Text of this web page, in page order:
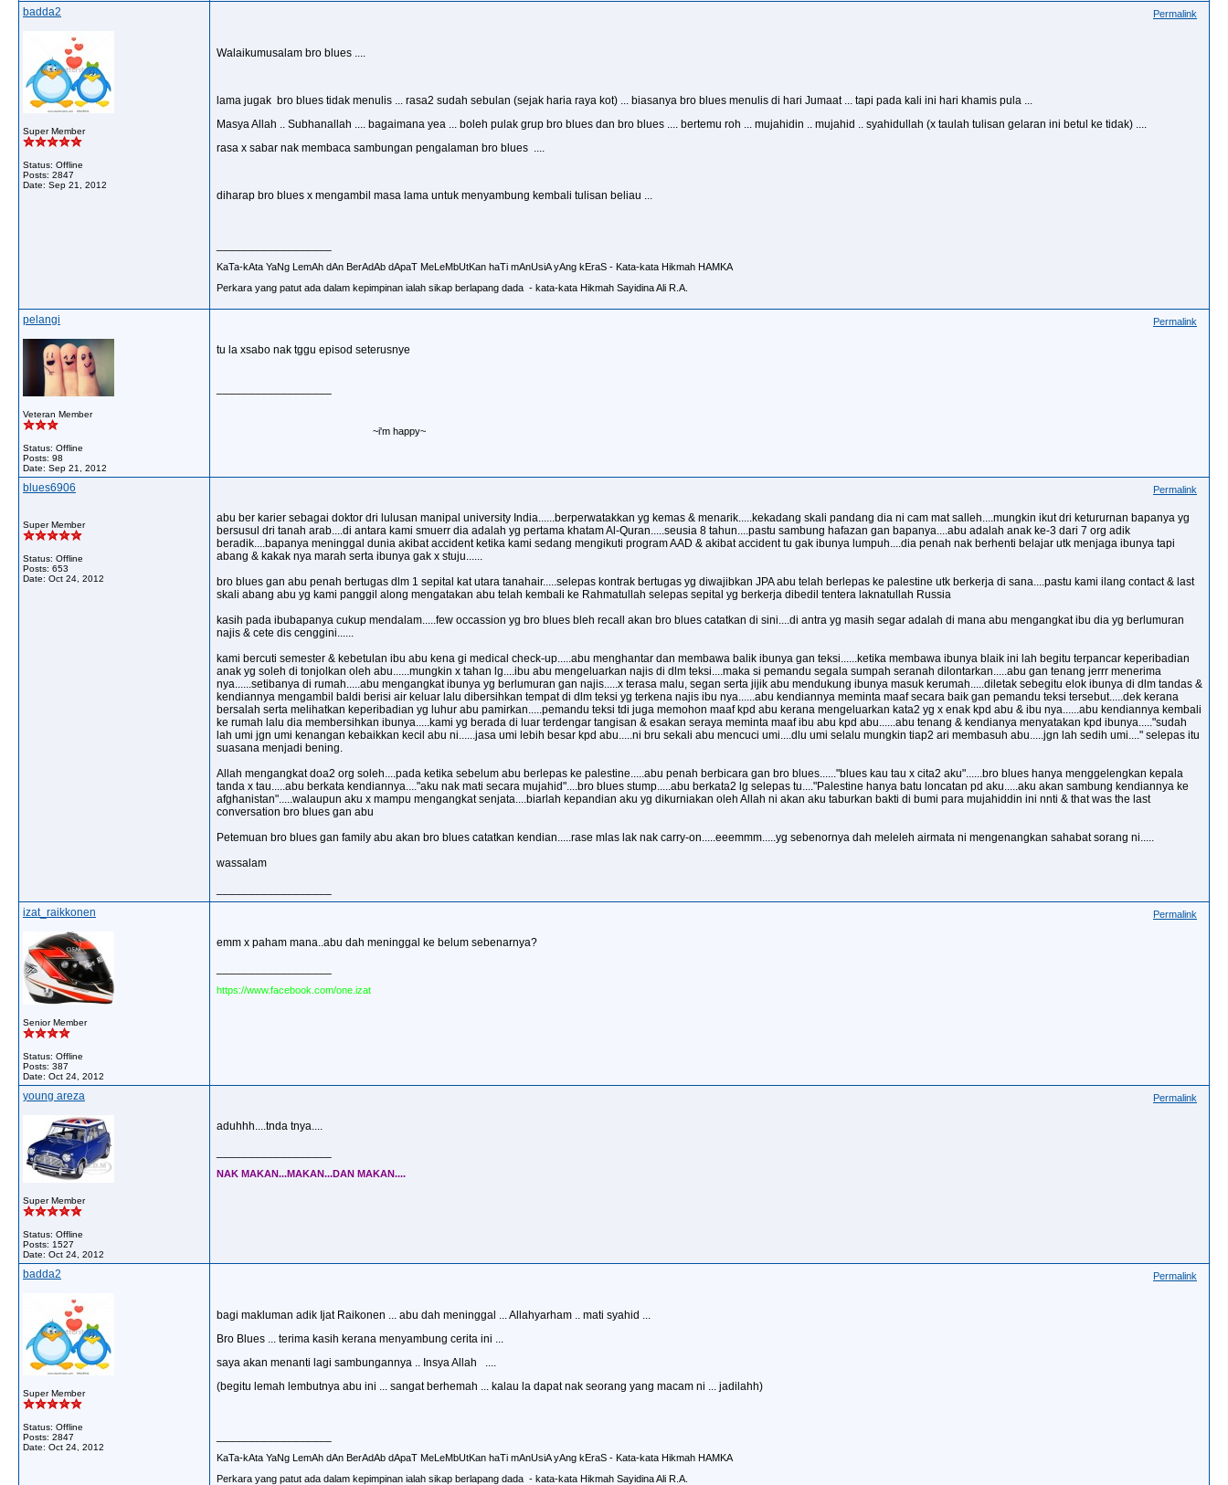
badda2
Super Member
Status: Offline
Posts: 2847
Date: Sep 21, 2012
Permalink
Walaikumusalam bro blues ....
lama jugak bro blues tidak menulis ... rasa2 sudah sebulan (sejak haria raya kot) ... biasanya bro blues menulis di hari Jumaat ... tapi pada kali ini hari khamis pula ...
Masya Allah .. Subhanallah .... bagaimana yea ... boleh pulak grup bro blues dan bro blues .... bertemu roh ... mujahidin .. mujahid .. syahidullah (x taulah tulisan gelaran ini betul ke tidak) ....
rasa x sabar nak membaca sambungan pengalaman bro blues ....
diharap bro blues x mengambil masa lama untuk menyambung kembali tulisan beliau ...
KaTa-kAta YaNg LemAh dAn BerAdAb dApaT MeLeMbUtKan haTi mAnUsiA yAng kEraS - Kata-kata Hikmah HAMKA
Perkara yang patut ada dalam kepimpinan ialah sikap berlapang dada - kata-kata Hikmah Sayidina Ali R.A.
pelangi
Veteran Member
Status: Offline
Posts: 98
Date: Sep 21, 2012
Permalink
tu la xsabo nak tggu episod seterusnye
~i'm happy~
blues6906
Super Member
Status: Offline
Posts: 653
Date: Oct 24, 2012
Permalink
abu ber karier sebagai doktor dri lulusan manipal university India......berperwatakkan yg kemas & menarik.....kekadang skali pandang dia ni cam mat salleh....mungkin ikut dri ketururnan bapanya yg
bersusul dri tanah arab....di antara kami smuerr dia adalah yg pertama khatam Al-Quran.....seusia 8 tahun....pastu sambung hafazan gan bapanya....abu adalah anak ke-3 dari 7 org adik
beradik....bapanya meninggal dunia akibat accident ketika kami sedang mengikuti program AAD & akibat accident tu gak ibunya lumpuh....dia penah nak berhenti belajar utk menjaga ibunya tapi
abang & kakak nya marah serta ibunya gak x stuju......
bro blues gan abu penah bertugas dlm 1 sepital kat utara tanahair.....selepas kontrak bertugas yg diwajibkan JPA abu telah berlepas ke palestine utk berkerja di sana....pastu kami ilang contact & last
skali abang abu yg kami panggil along mengatakan abu telah kembali ke Rahmatullah selepas sepital yg berkerja dibedil tentera laknatullah Russia
kasih pada ibubapanya cukup mendalam.....few occassion yg bro blues bleh recall akan bro blues catatkan di sini....di antra yg masih segar adalah di mana abu mengangkat ibu dia yg berlumuran
najis & cete dis cenggini......
kami bercuti semester & kebetulan ibu abu kena gi medical check-up.....abu menghantar dan membawa balik ibunya gan teksi......ketika membawa ibunya blaik ini lah begitu terpancar keperibadian
anak yg soleh di tonjolkan oleh abu......mungkin x tahan lg....ibu abu mengeluarkan najis di dlm teksi....maka si pemandu segala sumpah seranah dilontarkan.....abu gan tenang jerrr menerima
nya......setibanya di rumah.....abu mengangkat ibunya yg berlumuran gan najis.....x terasa malu, segan serta jijik abu mendukung ibunya masuk kerumah.....diletak sebegitu elok ibunya di dlm tandas &
kendiannya mengambil baldi berisi air keluar lalu dibersihkan tempat di dlm teksi yg terkena najis ibu nya......abu kendiannya meminta maaf secara baik gan pemandu teksi tersebut.....dek kerana
bersalah serta melihatkan keperibadian yg luhur abu pamirkan.....pemandu teksi tdi juga memohon maaf kpd abu kerana mengeluarkan kata2 yg x enak kpd abu & ibu nya......abu kendiannya kembali
ke rumah lalu dia membersihkan ibunya.....kami yg berada di luar terdengar tangisan & esakan seraya meminta maaf ibu abu kpd abu......abu tenang & kendianya menyatakan kpd ibunya....."sudah
lah umi jgn umi kenangan kebaikkan kecil abu ni......jasa umi lebih besar kpd abu.....ni bru sekali abu mencuci umi....dlu umi selalu mungkin tiap2 ari membasuh abu.....jgn lah sedih umi...." selepas itu
suasana menjadi bening.
Allah mengangkat doa2 org soleh....pada ketika sebelum abu berlepas ke palestine.....abu penah berbicara gan bro blues......"blues kau tau x cita2 aku"......bro blues hanya menggelengkan kepala
tanda x tau.....abu berkata kendiannya...."aku nak mati secara mujahid"....bro blues stump.....abu berkata2 lg selepas tu...."Palestine hanya batu loncatan pd aku.....aku akan sambung kendiannya ke
afghanistan".....walaupun aku x mampu mengangkat senjata....biarlah kepandian aku yg dikurniakan oleh Allah ni akan aku taburkan bakti di bumi para mujahiddin ini nnti & that was the last
conversation bro blues gan abu
Petemuan bro blues gan family abu akan bro blues catatkan kendian.....rase mlas lak nak carry-on.....eeemmm.....yg sebenornya dah meleleh airmata ni mengenangkan sahabat sorang ni.....
wassalam
izat_raikkonen
Senior Member
Status: Offline
Posts: 387
Date: Oct 24, 2012
Permalink
emm x paham mana..abu dah meninggal ke belum sebenarnya?
https://www.facebook.com/one.izat
young areza
Super Member
Status: Offline
Posts: 1527
Date: Oct 24, 2012
Permalink
aduhhh....tnda tnya....
NAK MAKAN...MAKAN...DAN MAKAN....
badda2
Super Member
Status: Offline
Posts: 2847
Date: Oct 24, 2012
Permalink
bagi makluman adik Ijat Raikonen ... abu dah meninggal ... Allahyarham .. mati syahid ...
Bro Blues ... terima kasih kerana menyambung cerita ini ...
saya akan menanti lagi sambungannya .. Insya Allah ....
(begitu lemah lembutnya abu ini ... sangat berhemah ... kalau la dapat nak seorang yang macam ni ... jadilahh)
KaTa-kAta YaNg LemAh dAn BerAdAb dApaT MeLeMbUtKan haTi mAnUsiA yAng kEraS - Kata-kata Hikmah HAMKA
Perkara yang patut ada dalam kepimpinan ialah sikap berlapang dada - kata-kata Hikmah Sayidina Ali R.A.